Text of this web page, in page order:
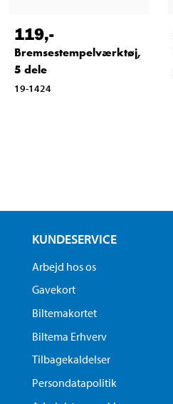
119,-
Bremsestempelværktøj,
5 dele
19-1424
KUNDESERVICE
Arbejd hos os
Gavekort
Biltemakortet
Biltema Erhverv
Tilbagekaldelser
Persondatapolitik